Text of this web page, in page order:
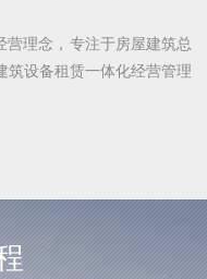
营理念，专注于房屋建筑总
筑设备租赁一体化经营管理